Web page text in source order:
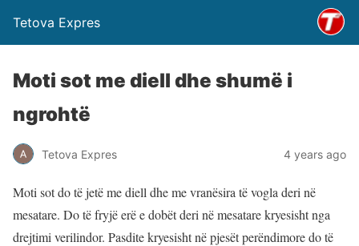
Tetova Expres
Moti sot me diell dhe shumë i
ngrohtë
Tetova Expres 4 years ago
Moti sot do të jetë me diell dhe me vranësira të vogla deri në
mesatare. Do të fryjë erë e dobët deri në mesatare kryesisht nga
drejtimi verilindor. Pasdite kryesisht në pjesët perëndimore do të